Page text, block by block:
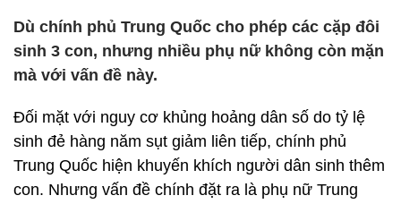
Dù chính phủ Trung Quốc cho phép các cặp đôi
sinh 3 con, nhưng nhiều phụ nữ không còn mặn
mà với vấn đề này.
Đối mặt với nguy cơ khủng hoảng dân số do tỷ lệ
sinh đẻ hàng năm sụt giảm liên tiếp, chính phủ
Trung Quốc hiện khuyến khích người dân sinh thêm
con. Nhưng vấn đề chính đặt ra là phụ nữ Trung